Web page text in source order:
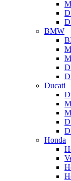
BMW
Ducati
Honda